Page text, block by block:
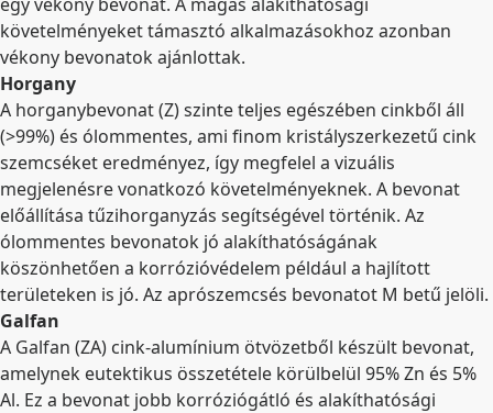
követelményeket támasztó alkalmazásokhoz azonban
vékony bevonatok ajánlottak.
Horgany
A horganybevonat (Z) szinte teljes egészében cinkből áll
(>99%) és ólommentes, ami finom kristályszerkezetű cink
szemcséket eredményez, így megfelel a vizuális
megjelenésre vonatkozó követelményeknek. A bevonat
előállítása tűzihorganyzás segítségével történik. Az
ólommentes bevonatok jó alakíthatóságának
köszönhetően a korrózióvédelem például a hajlított
területeken is jó. Az aprószemcsés bevonatot M betű jelöli.
Galfan
A Galfan (ZA) cink-alumínium ötvözetből készült bevonat,
amelynek eutektikus összetétele körülbelül 95% Zn és 5%
Al. Ez a bevonat jobb korróziógátló és alakíthatósági